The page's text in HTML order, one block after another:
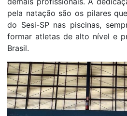
pela natação são os pilares
do Sesi-SP nas piscinas,
formar atletas de alto nível e
Brasil.